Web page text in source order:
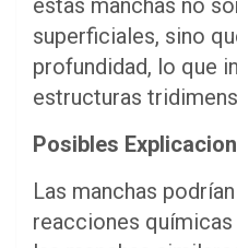
estas manchas no
superficiales, sino
profundidad, lo que
estructuras
Posibles
Las manchas
reacciones químicas